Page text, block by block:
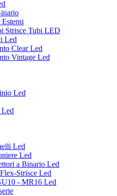
Strisce Tubi LED
Led
Clear Led
Vintage Led
Led
Led
Led
a Binario Led
Strisce Led
- MR16 Led